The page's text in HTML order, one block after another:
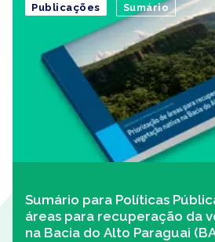
Sumário para Políticas
áreas para recuperação da
na Bacia do Alto Paraguai
Publicações Sumário